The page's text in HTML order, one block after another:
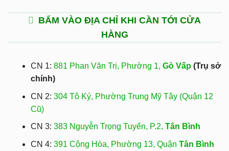
BẤM VÀO ĐỊA CHỈ KHI CẦN TỚI CỬA
HÀNG
CN 1: 881 Phan Văn Trị, Phường 1, Gò Vấp (Trụ sở
chính)
CN 2: 304 Tô Ký, Phường Trung Mỹ Tây (Quận 12
Cũ)
CN 3: 383 Nguyễn Trọng Tuyển, P.2, Tân Bình
CN 4: 391 Cộng Hòa, Phường 13, Quận Tân Bình